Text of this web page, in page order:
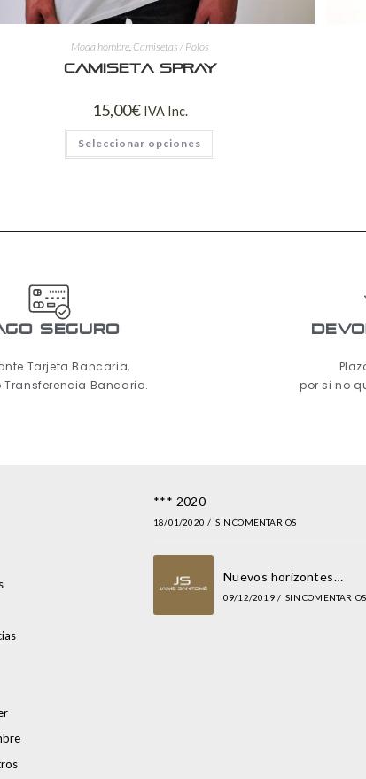
Moda hombre, Camisetas / Polos
Camiseta spray
15,00€ IVA Inc.
Seleccionar opciones
seguro
Tarjeta Bancaria,
Transferencia Bancaria.
por si no
*** 2020
18/01/2020 / SIN COMENTARIOS
Nuevos horizontes…
09/12/2019 / SIN COMENTARIOS